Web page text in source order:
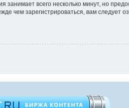
всего несколько минут, но
чем зарегистрироваться, вам